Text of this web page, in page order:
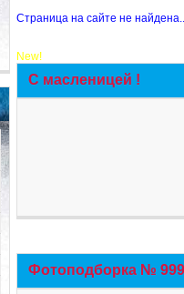
Страница на сайте не
New!
С масленицей !
Фотоподборка №